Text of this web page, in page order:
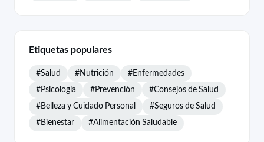
Etiquetas populares
#Salud #Nutrición #Enfermedades
#Psicología #Prevención #Consejos de Salud
#Belleza y Cuidado Personal #Seguros de Salud
#Bienestar #Alimentación Saludable